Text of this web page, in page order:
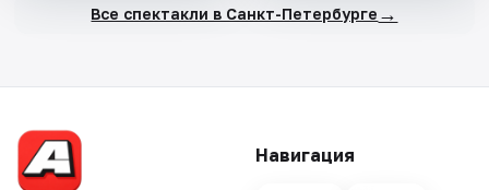
Все спектакли в Санкт-Петербурге →
Навигация